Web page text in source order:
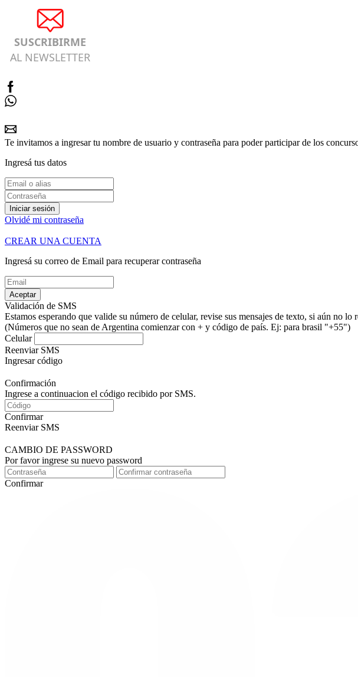
SUSCRIBIRME
AL NEWSLETTER
Te invitamos a ingresar tu nombre de usuario y contraseña para poder participar de los
Ingresá tus datos
Iniciar sesión
Olvidé mi contraseña
CREAR UNA CUENTA
Ingresá su correo de Email para recuperar contraseña
Aceptar
Validación de SMS
Estamos esperando que valide su número de celular, revise sus mensajes de texto, si aún no
(Números que no sean de Argentina comienzar con + y código de país. Ej: para brasil "+55")
Celular
Reenviar SMS
Ingresar código
Confirmación
Ingrese a continuacion el código recibido por SMS.
Confirmar
Reenviar SMS
CAMBIO DE PASSWORD
Por favor ingrese su nuevo password
Confirmar